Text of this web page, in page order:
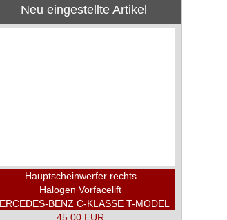
Neu eingestellte Artikel
Hauptscheinwerfer rechts
Halogen Vorfacelift
BENZ C-KLASSE T-MODEL
(W203 S203) C 180
45,00 EUR